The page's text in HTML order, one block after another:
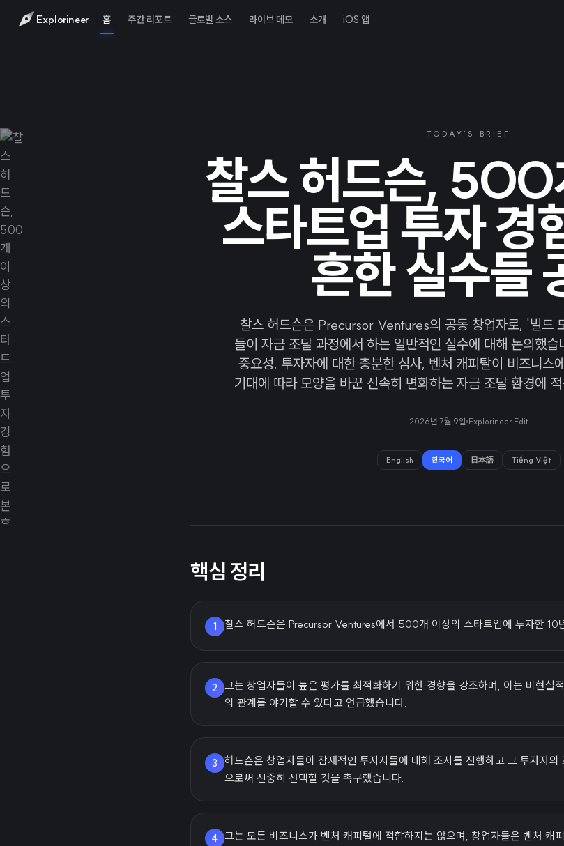
Explorineer 홈 주간 리포트 글로벌 소스 라이브 데모 소개 iOS 앱
TODAY'S BRIEF
찰스 허드슨, 500
스타트업 투자 경
흔한 실수들
찰스 허드슨은 Precursor Ventures의 공동 창업자로, '빌드
들이 자금 조달 과정에서 하는 일반적인 실수에 대해 논의했
중요성, 투자자에 대한 충분한 심사, 벤처 캐피탈이 비즈니스
기대에 따라 모양을 바꾼 신속히 변화하는 자금 조달 환경에
2026년 7월 9일 Explorineer Edit
English 한국어 日本語 Tiếng Việt
핵심 정리
1 찰스 허드슨은 Precursor Ventures에서 500개 이상의 스타트업에 투자한 10
2
그는 창업자들이 높은 평가를 최적화하기 위한 경향을 강조하며, 이는 비현실
의 관계를 야기할 수 있다고 언급했습니다.
3
허드슨은 창업자들이 잠재적인 투자자들에 대해 조사를 진행하고 그 투자자
으로써 신중히 선택할 것을 촉구했습니다.
4 그는 모든 비즈니스가 벤처 캐피털에 적합하지는 않으며, 창업자들은 벤처 캐